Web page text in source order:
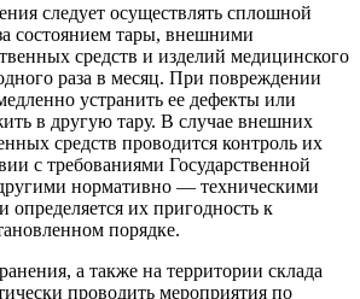
следует осуществлять сплошной
состоянием тары, внешними
средств и изделий медицинского
раза в месяц. При повреждении
устранить ее дефекты или
в другую тару. В случае внешних
средств проводится контроль их
с требованиями Государственной
нормативно — техническими
их пригодность к
порядке.
а также на территории склада
проводить мероприятия по